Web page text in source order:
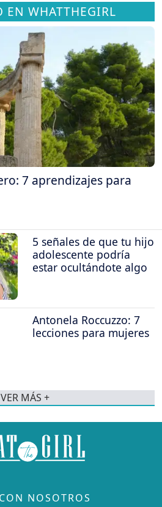
EN WHATTHEGIRL
7 aprendizajes para
5 señales de que tu hijo
adolescente podría
estar ocultándote algo
Antonela Roccuzzo: 7
lecciones para mujeres
VER MÁS +
NOSOTROS